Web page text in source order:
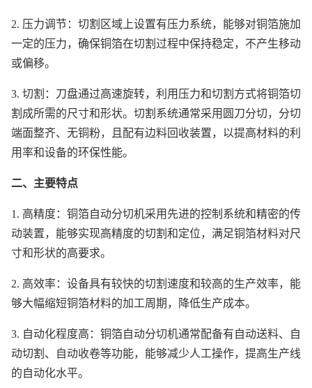
2. 压力调节：切割区域上设置有压力系统，能够对铜箔施加
一定的压力，确保铜箔在切割过程中保持稳定，不产生移动
或偏移。
3. 切割：刀盘通过高速旋转，利用压力和切割方式将铜箔切
割成所需的尺寸和形状。切割系统通常采用圆刀分切，分切
端面整齐、无铜粉，且配有边料回收装置，以提高材料的利
用率和设备的环保性能。
二、主要特点
1. 高精度：铜箔自动分切机采用先进的控制系统和精密的传
动装置，能够实现高精度的切割和定位，满足铜箔材料对尺
寸和形状的高要求。
2. 高效率：设备具有较快的切割速度和较高的生产效率，能
够大幅缩短铜箔材料的加工周期，降低生产成本。
3. 自动化程度高：铜箔自动分切机通常配备有自动送料、自
动切割、自动收卷等功能，能够减少人工操作，提高生产线
的自动化水平。